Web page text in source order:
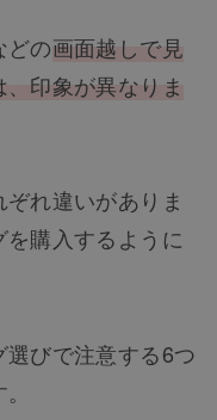
どの画面越しで見
印象が異なりま
れ違いがありま
購入するように
びで注意する6つ